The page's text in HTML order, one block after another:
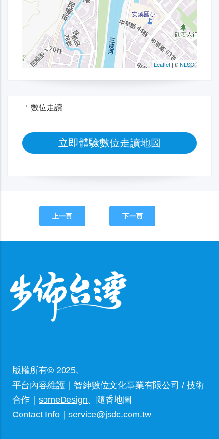
數位走讀
立即體驗數位走讀地圖
上一頁 下一頁
版權所有© 2025,
平台內容維護｜智紳數位文化事業有限公司 / 技術
合作｜ someDesign、隨香地圖
Contact Info｜service@jsdc.com.tw